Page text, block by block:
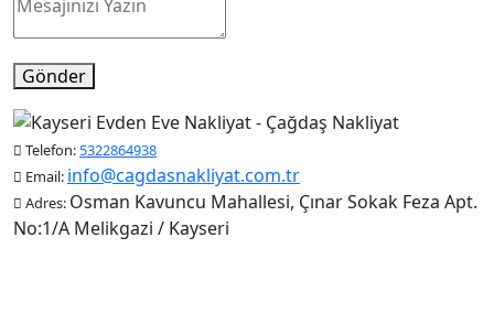
Gönder
Telefon:5322864938
Email: info@cagdasnakliyat.com.tr
Adres: Osman Kavuncu Mahallesi, Çınar Sokak Feza Apt.
No:1/A Melikgazi / Kayseri